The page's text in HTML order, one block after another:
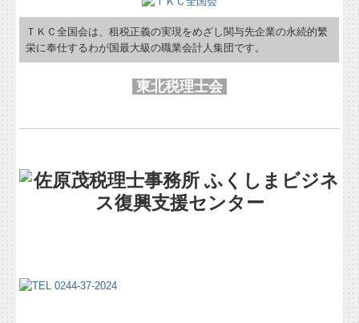
ＴＫＣ全国会は、租税正義の実現をめざし関与先企業の永続的繁
栄に奉仕するわが国最大級の職業会計人集団です。
東北税理士会